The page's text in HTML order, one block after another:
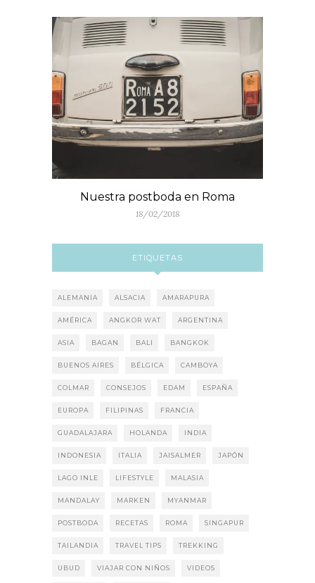
Nuestra postboda en Roma
18/02/2018
ETIQUETAS
ALEMANIA ALSACIA AMARAPURA
AMÉRICA ANGKOR WAT ARGENTINA
ASIA BAGAN BALI BANGKOK
BUENOS AIRES BÉLGICA CAMBOYA
COLMAR CONSEJOS EDAM ESPAÑA
EUROPA FILIPINAS FRANCIA
GUADALAJARA HOLANDA INDIA
INDONESIA ITALIA JAISALMER JAPÓN
LAGO INLE LIFESTYLE MALASIA
MANDALAY MARKEN MYANMAR
POSTBODA RECETAS ROMA SINGAPUR
TAILANDIA TRAVEL TIPS TREKKING
UBUD VIAJAR CON NIÑOS VIDEOS